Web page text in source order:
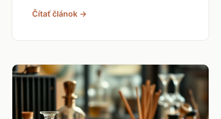
Čítať článok →